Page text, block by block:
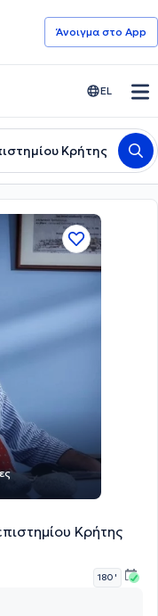
Άνοιγμα στο App
EL
Κρήτης
Κρήτης
180 '